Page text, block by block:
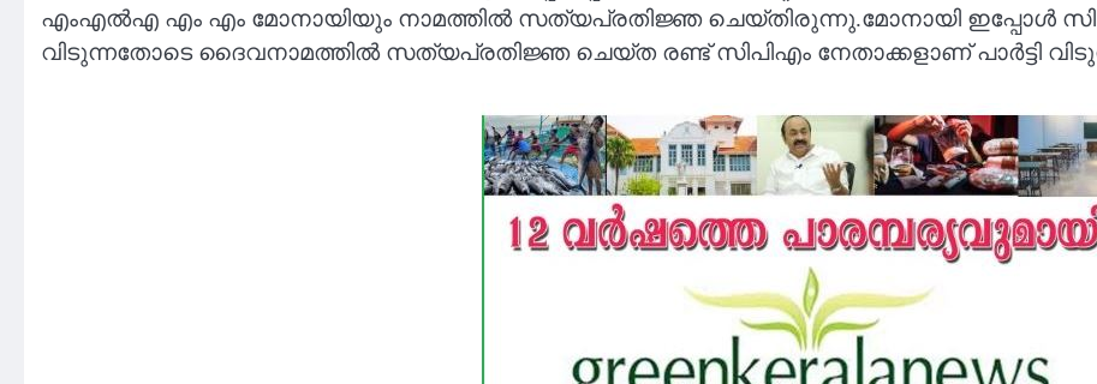
എംഎൽഎ എം എം മോനായിയും നാമത്തിൽ സത്യപ്രതിജ്ഞ ചെയ്തിരുന്നു.മോനായി ഇപ്പോൾ
വിടുന്നതോടെ ദൈവനാമത്തിൽ സത്യപ്രതിജ്ഞ ചെയ്‌ത രണ്ട് സിപിഎം നേതാക്കളാണ് പാർട്ടി